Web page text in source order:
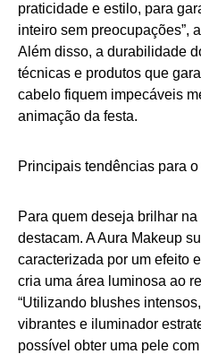
praticidade e estilo, para
inteiro sem preocupações”,
Além disso, a durabilidade
técnicas e produtos que
cabelo fiquem impecáveis
animação da festa.
Principais tendências para
Para quem deseja brilhar
destacam. A Aura Makeup
caracterizada por um efeito
cria uma área luminosa ao
“Utilizando blushes
vibrantes e iluminador
possível obter uma pele